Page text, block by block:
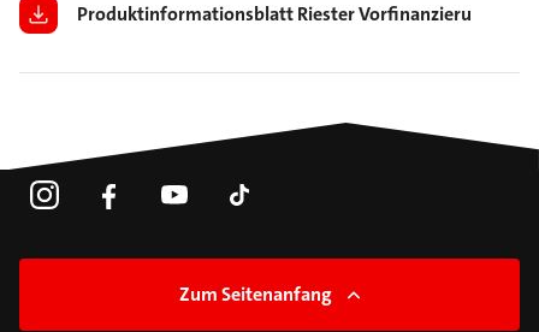
Produktinformationsblatt Riester Vorfinanzierung/
Zum Seitenanfang